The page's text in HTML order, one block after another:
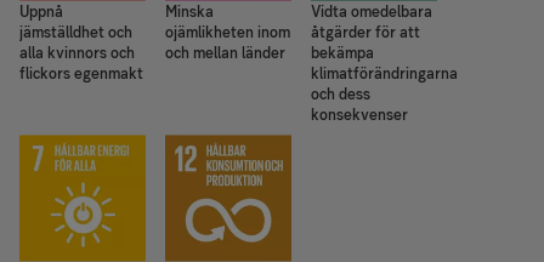
Uppnå
jämställdhet och
alla kvinnors och
flickors egenmakt
Minska
ojämlikheten inom
och mellan länder
Vidta omedelbara
åtgärder för att
bekämpa
klimatförändringarna
och dess
konsekvenser